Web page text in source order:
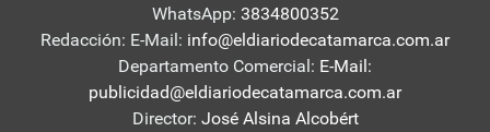
WhatsApp: 3834800352
Redacción: E-Mail: info@eldiariodecatamarca.com.ar
Departamento Comercial: E-Mail:
publicidad@eldiariodecatamarca.com.ar
Director: José Alsina Alcobért